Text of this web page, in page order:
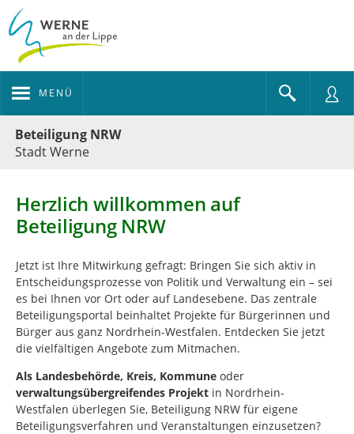
MENÜ
Beteiligung NRW
Stadt Werne
Herzlich willkommen auf
Beteiligung NRW
Jetzt ist Ihre Mitwirkung gefragt: Bringen Sie sich aktiv in
Entscheidungsprozesse von Politik und Verwaltung ein – sei
es bei Ihnen vor Ort oder auf Landesebene. Das zentrale
Beteiligungsportal beinhaltet Projekte für Bürgerinnen und
Bürger aus ganz Nordrhein-Westfalen. Entdecken Sie jetzt
die vielfältigen Angebote zum Mitmachen.
Als Landesbehörde, Kreis, Kommune oder
verwaltungsübergreifendes Projekt in Nordrhein-
Westfalen überlegen Sie, Beteiligung NRW für eigene
Beteiligungsverfahren und Veranstaltungen einzusetzen?